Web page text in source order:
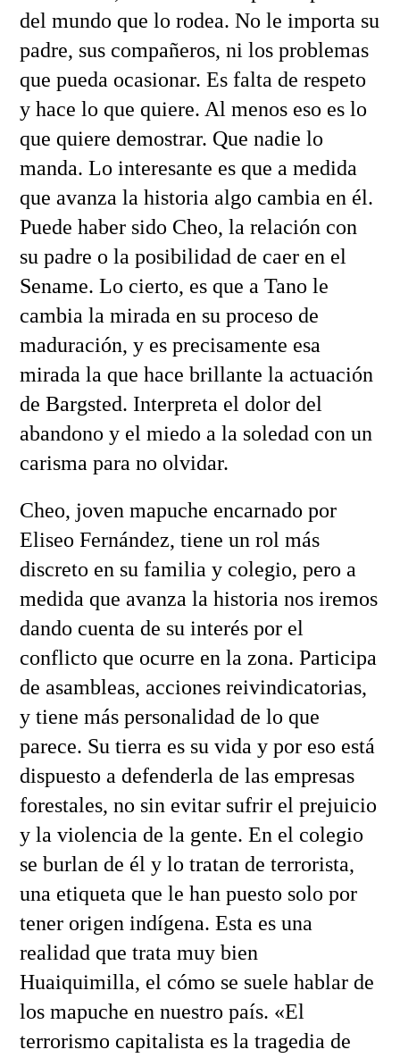
del mundo que lo rodea. No le importa su
padre, sus compañeros, ni los problemas
que pueda ocasionar. Es falta de respeto
y hace lo que quiere. Al menos eso es lo
que quiere demostrar. Que nadie lo
manda. Lo interesante es que a medida
que avanza la historia algo cambia en él.
Puede haber sido Cheo, la relación con
su padre o la posibilidad de caer en el
Sename. Lo cierto, es que a Tano le
cambia la mirada en su proceso de
maduración, y es precisamente esa
mirada la que hace brillante la actuación
de Bargsted. Interpreta el dolor del
abandono y el miedo a la soledad con un
carisma para no olvidar.
Cheo, joven mapuche encarnado por
Eliseo Fernández, tiene un rol más
discreto en su familia y colegio, pero a
medida que avanza la historia nos iremos
dando cuenta de su interés por el
conflicto que ocurre en la zona. Participa
de asambleas, acciones reivindicatorias,
y tiene más personalidad de lo que
parece. Su tierra es su vida y por eso está
dispuesto a defenderla de las empresas
forestales, no sin evitar sufrir el prejuicio
y la violencia de la gente. En el colegio
se burlan de él y lo tratan de terrorista,
una etiqueta que le han puesto solo por
tener origen indígena. Esta es una
realidad que trata muy bien
Huaiquimilla, el cómo se suele hablar de
los mapuche en nuestro país. «El
terrorismo capitalista es la tragedia de